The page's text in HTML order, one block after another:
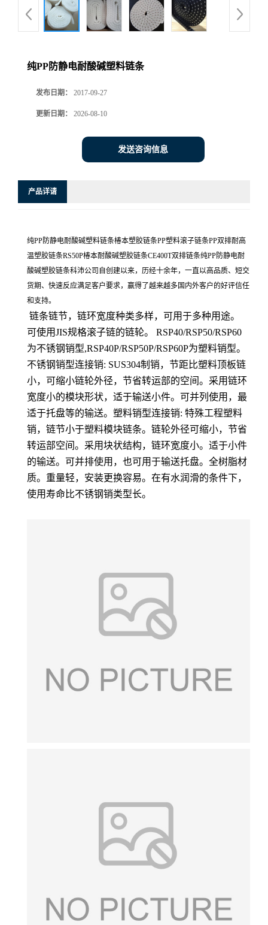
纯PP防静电耐酸碱塑料链条
发布日期： 2017-09-27
更新日期： 2026-08-10
发送咨询信息
产品详请
纯PP防静电耐酸碱塑料链条椿本塑胶链条PP塑料滚子链条PP双排耐高
温塑胶链条RS50P椿本耐酸碱塑胶链条CE400T双排链条纯PP防静电耐
酸碱塑胶链条科沛公司自创建以来，历经十余年，一直以高品质、短交
货期、快速反应满足客户要求，赢得了越来越多国内外客户的好评信任
和支持。
链条链节，链环宽度种类多样，可用于多种用途。
可使用JIS规格滚子链的链轮。 RSP40/RSP50/RSP60
为不锈钢销型,RSP40P/RSP50P/RSP60P为塑料销型。
不锈钢销型连接销: SUS304制销，节距比塑料顶板链
小，可缩小链轮外径，节省转运部的空间。采用链环
宽度小的模块形状，适于输送小件。可并列使用，最
适于托盘等的输送。塑料销型连接销: 特殊工程塑料
销，链节小于塑料模块链条。链轮外径可缩小，节省
转运部空间。采用块状结构，链环宽度小。适于小件
的输送。可并排使用，也可用于输送托盘。全树脂材
质。重量轻，安装更换容易。在有水润滑的条件下，
使用寿命比不锈钢销类型长。